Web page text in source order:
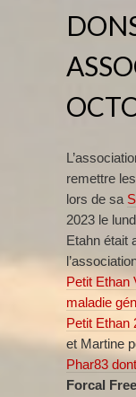
remettre
lors de sa
2023 le
Etahn était
Petit Ethan
maladie
Petit Ethan
et Martine
Phar83
Forcal